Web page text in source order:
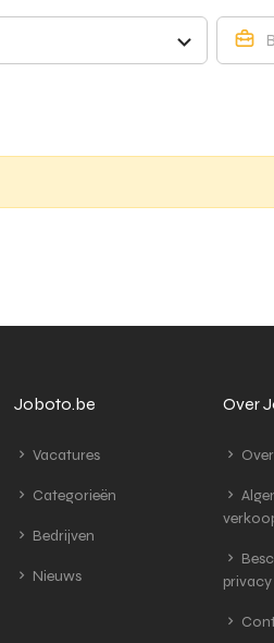
Joboto.be
Vacatures
Categorieën
Bedrijven
Nieuws
Over
privacy